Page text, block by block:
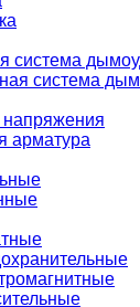
система
система
арматура